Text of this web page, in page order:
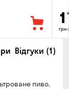
грн
Відгуки (1)
пиво,